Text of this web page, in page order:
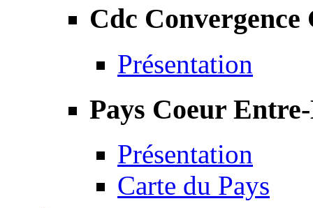
Cdc Convergence
Présentation
Pays Coeur
Présentation
Carte du Pays